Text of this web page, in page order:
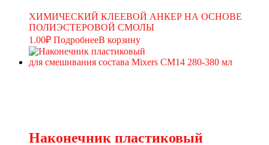
ХИМИЧЕСКИЙ КЛЕЕВОЙ АНКЕР НА ОСНОВЕ
ПОЛИЭСТЕРОВОЙ СМОЛЫ
1.00₽ ПодробнееВ корзину
Наконечник пластиковый